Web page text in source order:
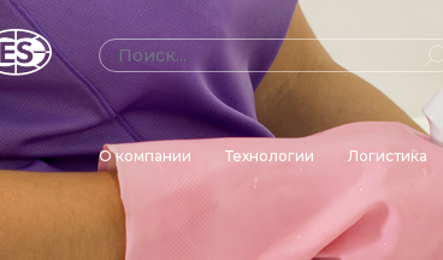
О компании Технологии Логистика